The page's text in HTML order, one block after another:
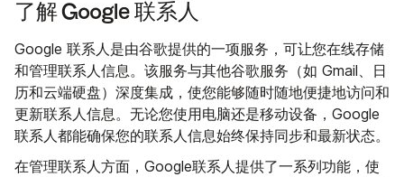
了解 Google 联系人
Google 联系人是由谷歌提供的一项服务，可让您在线存储
和管理联系人信息。该服务与其他谷歌服务（如 Gmail、日
历和云端硬盘）深度集成，使您能够随时随地便捷地访问和
更新联系人信息。无论您使用电脑还是移动设备，Google
联系人都能确保您的联系人信息始终保持同步和最新状态。
在管理联系人方面，Google联系人提供了一系列功能，使